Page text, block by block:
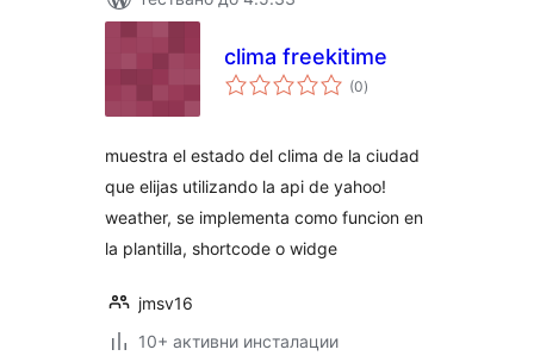
clima freekitime
(0общо
оценки
)
muestra el estado del clima de la ciudad
que elijas utilizando la api de yahoo!
weather, se implementa como funcion en
la plantilla, shortcode o widge
jmsv16
10+ активни инсталации